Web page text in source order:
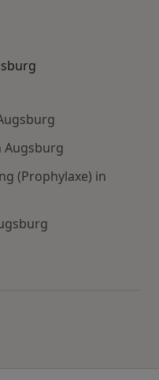
Augsburg
(Prophylaxe) in